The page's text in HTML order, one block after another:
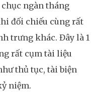
chục ngàn tháng
đối chiếu cùng rất
trưng khác. Đây là 1
rất cụm tài liệu
thủ tục, tài biện
niệm.